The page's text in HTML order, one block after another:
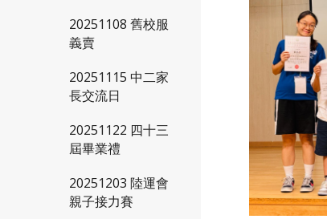
20251108 舊校服
義賣
20251115 中二家
長交流日
20251122 四十三
屆畢業禮
20251203 陸運會
親子接力賽